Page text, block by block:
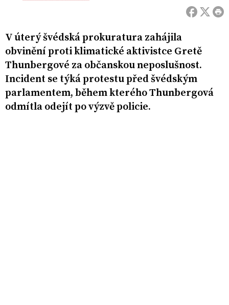
V úterý švédská prokuratura zahájila
obvinění proti klimatické aktivistce Gretě
Thunbergové za občanskou neposlušnost.
Incident se týká protestu před švédským
parlamentem, během kterého Thunbergová
odmítla odejít po výzvě policie.